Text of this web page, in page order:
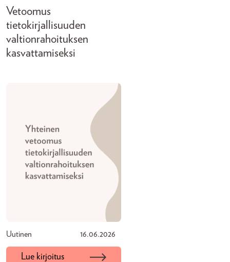
Vetoomus
tietokirjallisuuden
valtionrahoituksen
kasvattamiseksi
Uutinen 16.06.2026
Lue kirjoitus